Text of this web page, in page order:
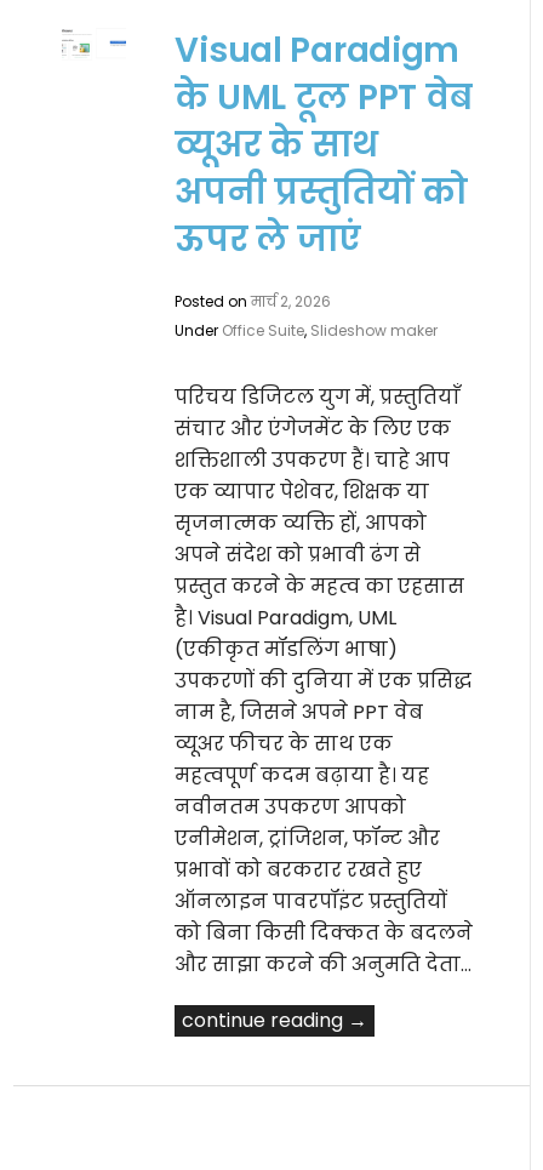
Visual Paradigm
के UML टूल PPT वेब
व्यूअर के साथ
अपनी प्रस्तुतियों को
ऊपर ले जाएं
Posted onमार्च 2, 2026
Under Office Suite, Slideshow maker
परिचय डिजिटल युग में, प्रस्तुतियाँ
संचार और एंगेजमेंट के लिए एक
शक्तिशाली उपकरण हैं। चाहे आप
एक व्यापार पेशेवर, शिक्षक या
सृजनात्मक व्यक्ति हों, आपको
अपने संदेश को प्रभावी ढंग से
प्रस्तुत करने के महत्व का एहसास
है। Visual Paradigm, UML
(एकीकृत मॉडलिंग भाषा)
उपकरणों की दुनिया में एक प्रसिद्ध
नाम है, जिसने अपने PPT वेब
व्यूअर फीचर के साथ एक
महत्वपूर्ण कदम बढ़ाया है। यह
नवीनतम उपकरण आपको
एनीमेशन, ट्रांजिशन, फॉन्ट और
प्रभावों को बरकरार रखते हुए
ऑनलाइन पावरपॉइंट प्रस्तुतियों
को बिना किसी दिक्कत के बदलने
और साझा करने की अनुमति देता…
continue reading →